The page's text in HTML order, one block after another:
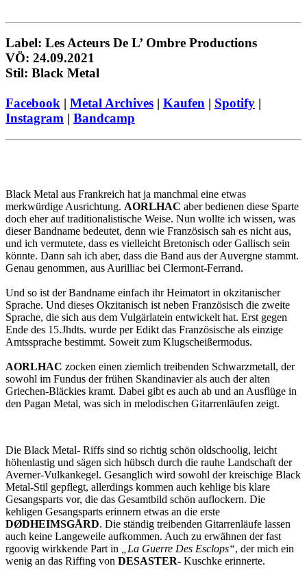
Label: Les Acteurs De L’ Ombre Productions
VÖ: 24.09.2021
Stil: Black Metal
Facebook | Metal Archives | Kaufen | Spotify |
Instagram | Bandcamp
Black Metal aus Frankreich hat ja manchmal eine etwas
merkwürdige Ausrichtung. AORLHAC aber bedienen diese Sparte
doch eher auf traditionalistische Weise. Nun wollte ich wissen, was
dieser Bandname bedeutet, denn wie Französisch sah es nicht aus,
und ich vermutete, dass es vielleicht Bretonisch oder Gallisch sein
könnte. Dann sah ich aber, dass die Band aus der Auvergne stammt.
Genau genommen, aus Aurilliac bei Clermont-Ferrand.
Und so ist der Bandname einfach ihr Heimatort in okzitanischer
Sprache. Und dieses Okzitanisch ist neben Französisch die zweite
Sprache, die sich aus dem Vulgärlatein entwickelt hat. Erst gegen
Ende des 15.Jhdts. wurde per Edikt das Französische als einzige
Amtssprache bestimmt. Soweit zum Klugscheißermodus.
AORLHAC zocken einen ziemlich treibenden Schwarzmetall, der
sowohl im Fundus der frühen Skandinavier als auch der alten
Griechen-Bläckies kramt. Dabei gibt es auch ab und an Ausflüge in
den Pagan Metal, was sich in melodischen Gitarrenläufen zeigt.
Die Black Metal- Riffs sind so richtig schön oldschoolig, leicht
höhenlastig und sägen sich hübsch durch die rauhe Landschaft der
Averner-Vulkankegel. Gesanglich wird sowohl der kreischige Black
Metal-Stil gepflegt, allerdings kommen auch kehlige bis klare
Gesangsparts vor, die das Gesamtbild schön auflockern. Die
kehligen Gesangsparts erinnern etwas an die erste
DØDHEIMSGÅRD. Die ständig treibenden Gitarrenläufe lassen
auch keine Langeweile aufkommen. Auch zu erwähnen der fast
rgoovig wirkkende Part in
„La Guerre Des Esclops“, der mich ein
wenig an das Riffing von DESASTER- Kuschke erinnerte.